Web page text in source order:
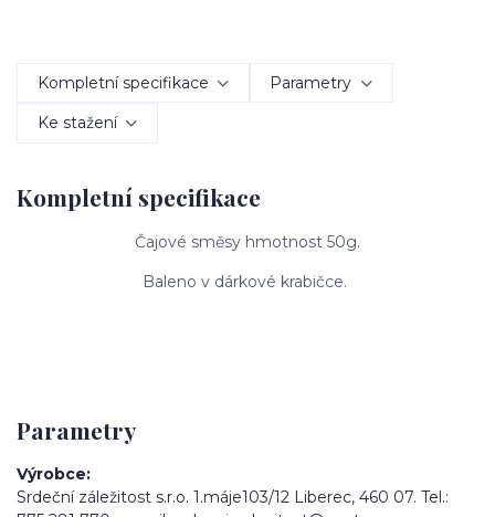
Kompletní specifikace Parametry
Ke stažení
Kompletní specifikace
Čajové směsy hmotnost 50g.
Baleno v dárkové krabičce.
Parametry
Výrobce
Srdeční záležitost s.r.o. 1.máje103/12 Liberec, 460 07. Tel.: